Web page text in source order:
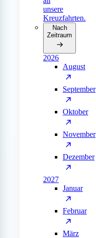
unsere
Kreuzfahrten.
Nach
Zeitraum
2026
August
September
Oktober
November
Dezember
2027
Januar
Februar
März